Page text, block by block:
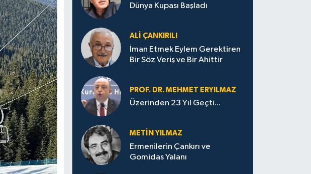
Dünya Kupası Başladı
ALI ÇANKIRILI
İman Etmek Eylem Gerektiren
Bir Söz Veriş ve Bir Ahittir
PROF. DR. MEHMET ERYILMAZ
Üzerinden 23 Yıl Geçti...
METIN YILMAZ
Ermenilerin Çankırı ve
Gomidas Yalanı